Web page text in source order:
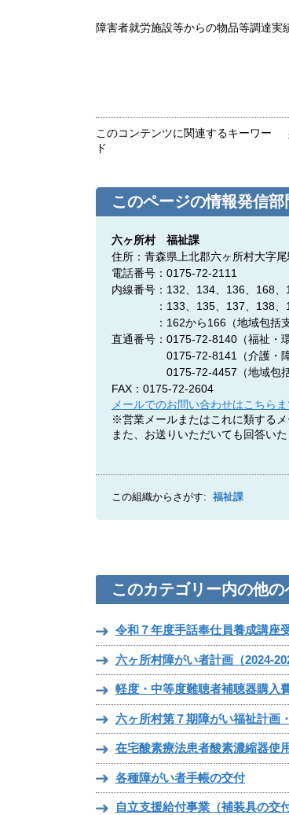
障害者就労施設等からの物品等調達
このコンテンツに関連するキーワー
ド
このページの情報発信部
六ヶ所村 福祉課
住所：青森県上北郡六ヶ所村大字
電話番号：0175-72-2111
内線番号：132、134、136、168、
：133、135、137、138、139
：162から166（地域包括支
直通番号：0175-72-8140 （福祉・
0175-72-8141 （介護・
0175-72-4457 （地域包
FAX：0175-72-2604
メールでのお問い合わせはこちら
※営業メールまたはこれに類するメ
また、お送りいただいても回答い
この組織からさがす: 福祉課
このカテゴリー内の他の
令和７年度手話奉仕員養成講座
六ヶ所村障がい者計画（2024-
軽度・中等度難聴者補聴器購入
六ヶ所村第７期障がい福祉計画
在宅酸素療法患者酸素濃縮器使
各種障がい者手帳の交付
自立支援給付事業（補装具の交